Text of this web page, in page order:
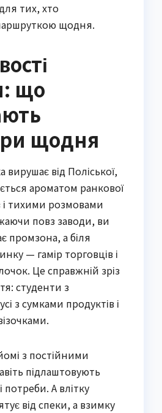
тих, хто
щодня.
що
щодня
від Поліської,
ароматом ранкової
і тихими розмовами
повз заводи, ви
промзона, а біля
— гамір торговців і
Це справжній зріз
студенти з
з сумками продуктів і
з постійними
підлаштовують
потреби. А влітку
від спеки, а взимку